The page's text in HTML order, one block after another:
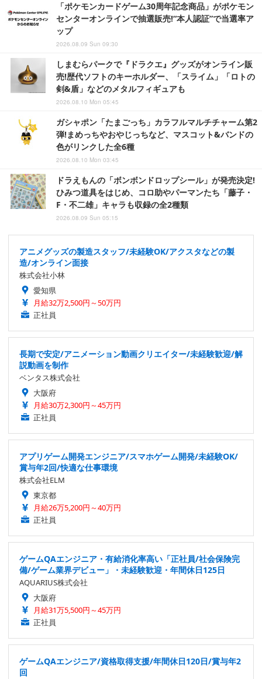
「ポケモンカードゲーム30周年記念商品」がポケモン
センターオンラインで抽選販売!“本人認証”で当選率ア
ップ
2026.08.09 Sun 09:30
しまむらパークで『ドラクエ』グッズがオンライン販
売!歴代ソフトのキーホルダー、「スライム」「ロトの
剣&盾」などのメタルフィギュアも
2026.08.10 Mon 05:45
ガシャポン「たまごっち」カラフルマルチチャーム第2
弾!まめっちやおやじっちなど、マスコット&バンドの
色がリンクした全6種
2026.08.10 Mon 03:45
ドラえもんの「ボンボンドロップシール」が発売決定!
ひみつ道具をはじめ、コロ助やパーマンたち「藤子・
F・不二雄」キャラも収録の全2種類
2026.08.09 Sun 05:15
アニメグッズの製造スタッフ/未経験OK/アクスタなどの製
造/オンライン面接
株式会社小林
愛知県
月給32万2,500円～50万円
正社員
長期で安定/アニメーション動画クリエイター/未経験歓迎/解
説動画を制作
ベンタス株式会社
大阪府
月給30万2,300円～45万円
正社員
アプリゲーム開発エンジニア/スマホゲーム開発/未経験OK/
賞与年2回/快適な仕事環境
株式会社ELM
東京都
月給26万5,200円～40万円
正社員
ゲームQAエンジニア・有給消化率高い「正社員/社会保険完
備/ゲーム業界デビュー」・未経験歓迎・年間休日125日
AQUARIUS株式会社
大阪府
月給31万5,500円～45万円
正社員
ゲームQAエンジニア/資格取得支援/年間休日120日/賞与年2
回